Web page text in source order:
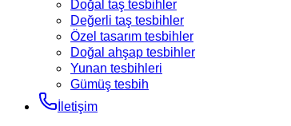
Doğal taş tesbihler
Değerli taş tesbihler
Özel tasarım tesbihler
Doğal ahşap tesbihler
Yunan tesbihleri
Gümüş tesbih
İletişim